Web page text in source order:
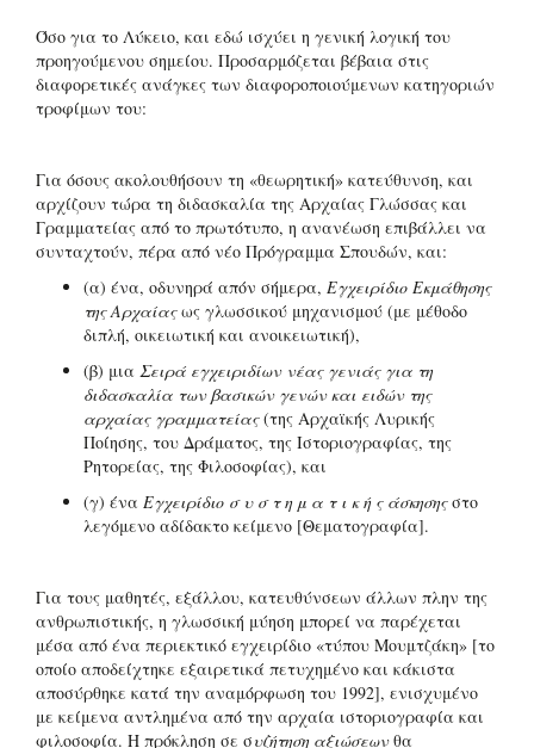
Όσο για το Λύκειο, και εδώ ισχύει η γενική λογική του
προηγούμενου σημείου. Προσαρμόζεται βέβαια στις
διαφορετικές ανάγκες των διαφοροποιούμενων κατηγοριών
τροφίμων του:
Για όσους ακολουθήσουν τη «θεωρητική» κατεύθυνση, και
αρχίζουν τώρα τη διδασκαλία της Αρχαίας Γλώσσας και
Γραμματείας από το πρωτότυπο, η ανανέωση επιβάλλει να
συνταχτούν, πέρα από νέο Πρόγραμμα Σπουδών, και:
(α) ένα, οδυνηρά απόν σήμερα, Εγχειρίδιο Εκμάθησης
της Αρχαίαςως γλωσσικού μηχανισμού (με μέθοδο
διπλή, οικειωτική και ανοικειωτική),
(β) μια Σειρά εγχειριδίων νέας γενιάς για τη
διδασκαλία των βασικών γενών και ειδών της
αρχαίας γραμματείας(της Αρχαϊκής Λυρικής
Ποίησης, του Δράματος, της Ιστοριογραφίας, της
Ρητορείας, της Φιλοσοφίας), και
(γ) ένα Εγχειρίδιο σ υ σ τ η μ α τ ι κ ή ς άσκησηςστο
λεγόμενο αδίδακτο κείμενο [Θεματογραφία].
Για τους μαθητές, εξάλλου, κατευθύνσεων άλλων πλην της
ανθρωπιστικής, η γλωσσική μύηση μπορεί να παρέχεται
μέσα από ένα περιεκτικό εγχειρίδιο «τύπου Μουμτζάκη» [το
οποίο αποδείχτηκε εξαιρετικά πετυχημένο και κάκιστα
αποσύρθηκε κατά την αναμόρφωση του 1992], ενισχυμένο
με κείμενα αντλημένα από την αρχαία ιστοριογραφία και
φιλοσοφία. Η πρόκληση σε συζήτηση αξιώσεωνθα